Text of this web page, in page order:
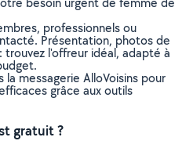
professionnels ou
Présentation, photos de
trouvez l'offreur idéal, adapté à
messagerie AlloVoisins pour
grâce aux outils
gratuit ?